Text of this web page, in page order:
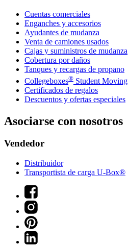
Cuentas comerciales
Enganches y accesorios
Ayudantes de mudanza
Venta de camiones usados
Cajas y suministros de mudanza
Cobertura por daños
Tanques y recargas de propano
Collegeboxes® Student Moving
Certificados de regalos
Descuentos y ofertas especiales
Asociarse con nosotros
Vendedor
Distribuidor
Transportista de carga U-Box®